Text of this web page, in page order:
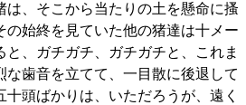
は、そこから当たりの土を懸命に搔
の始終を見ていた他の猪達は十メー
と、ガチガチ、ガチガチと、これま
な歯音を立てて、一目散に後退して
頭ばかりは、いただろうが、遠く